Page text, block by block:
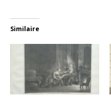
Similaire